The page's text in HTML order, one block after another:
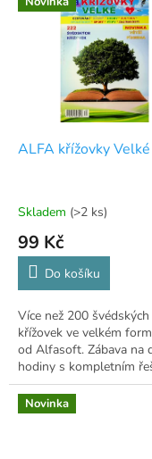
ALFA křížovky Velké
Skladem (>2 ks)
99 Kč
Do košíku
Více než 200 švédských
křížovek ve velkém
od Alfasoft. Zábava na
hodiny s kompletním
na konci! ✏️
Novinka